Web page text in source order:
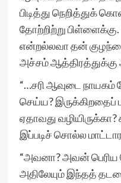
பிடித்து நெறித்துக்
தோற்றிற்று
என்றல்லவா தன்
அச்சம் ஆத்திரத்துக்கு
“…சரி ஆவுடை
செய்ய?
ஏதாவது
இப்படிச் சொல்ல
“அவனா? அவன்
அதிலேயும் இந்தத்